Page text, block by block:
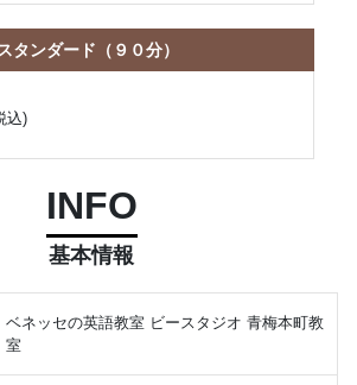
タンダード（９０分）
込)
INFO
基本情報
ベネッセの英語教室 ビースタジオ 青梅本町教
室